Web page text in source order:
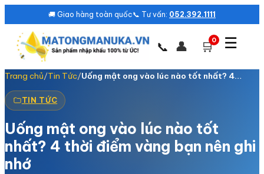
🚚 Giao hàng toàn quốc📞 Tư vấn: 052.392.1111
📞 👤 🛒0 ☰
Trang chủ/Tin Tức/Uống mật ong vào lúc nào tốt nhất? 4…
TIN TỨC
Uống mật ong vào lúc nào tốt
nhất? 4 thời điểm vàng bạn nên ghi
nhớ